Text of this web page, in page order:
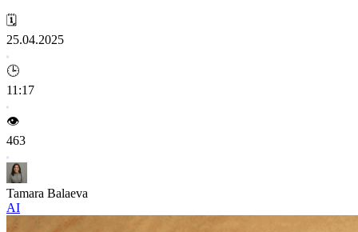
🗓️
25.04.2025
🕒
11:17
👁️
463
Tamara Balaeva
AI